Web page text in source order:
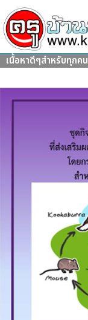
เนื้อหาดีๆสำหรับทุกคน